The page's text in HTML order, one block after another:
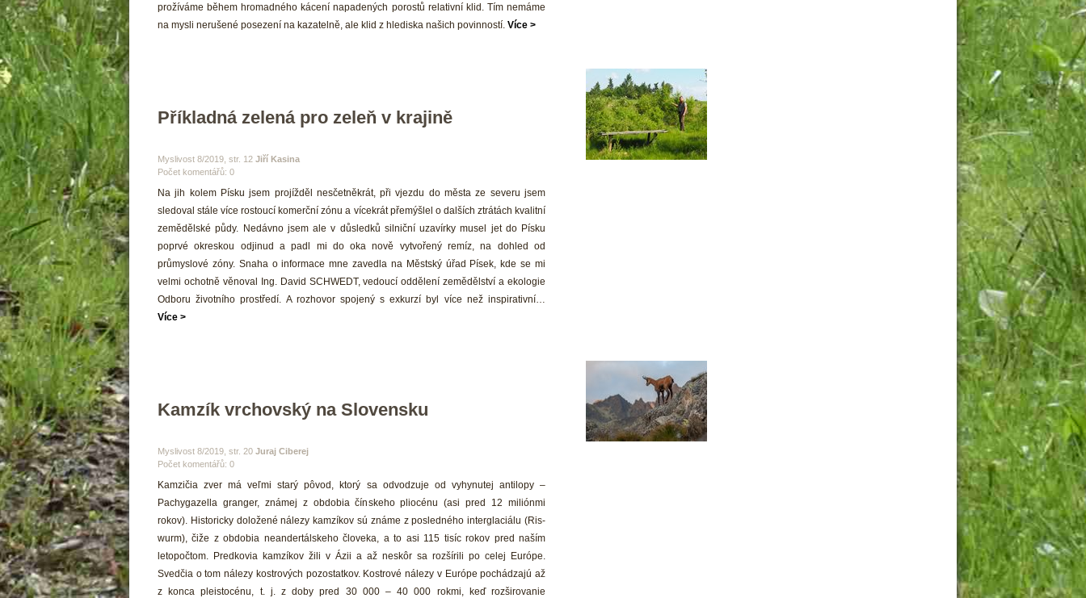
prožíváme během hromadného kácení napadených porostů relativní klid. Tím nemáme
na mysli nerušené posezení na kazatelně, ale klid z hlediska našich povinností. Více >
Příkladná zelená pro zeleň v krajině
Myslivost 8/2019, str. 12 Jiří Kasina
Počet komentářů: 0
Na jih kolem Písku jsem projížděl nesčetněkrát, při vjezdu do města ze severu jsem
ledoval stále více rostoucí komerční zónu a vícekrát přemýšlel o dalších ztrátách kvalitní
zemědělské půdy. Nedávno jsem ale v důsledků silniční uzavírky musel jet do Písku
poprvé okreskou odjinud a padl mi do oka nově vytvořený remíz, na dohled od
průmyslové zóny. Snaha o informace mne zavedla na Městský úřad Písek, kde se mi
velmi ochotně věnoval Ing. David SCHWEDT, vedoucí oddělení zemědělství a ekologie
Odboru životního prostředí. A rozhovor spojený s exkurzí byl více než inspirativní…
Více >
Kamzík vrchovský na Slovensku
Myslivost 8/2019, str. 20 Juraj Ciberej
Počet komentářů: 0
Kamzičia zver má veľmi starý pôvod, ktorý sa odvodzuje od vyhynutej antilopy –
Pachygazella granger, známej z obdobia čínskeho pliocénu (asi pred 12 miliónmi
rokov). Historicky doložené nálezy kamzíkov sú známe z posledného interglaciálu (Ris-
wurm), čiže z obdobia neandertálskeho človeka, a to asi 115 tisíc rokov pred naším
letopočtom. Predkovia kamzíkov žili v Ázii a až neskôr sa rozšírili po celej Európe.
Svedčia o tom nálezy kostrových pozostatkov. Kostrové nálezy v Európe pochádzajú až
z konca pleistocénu, t. j. z doby pred 30 000 – 40 000 rokmi, keď rozširovanie